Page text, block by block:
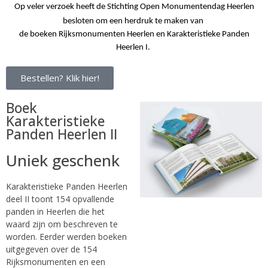
Op veler verzoek heeft de Stichting Open Monumentendag Heerlen
besloten om een herdruk te maken van
de boeken Rijksmonumenten Heerlen en Karakteristieke Panden
Heerlen I.
Bestellen? Klik hier!
Boek
Karakteristieke
Panden Heerlen II
Uniek geschenk
Karakteristieke Panden Heerlen
deel II toont 154 opvallende
panden in Heerlen die het
waard zijn om beschreven te
worden. Eerder werden boeken
uitgegeven over de 154
Rijksmonumenten en een